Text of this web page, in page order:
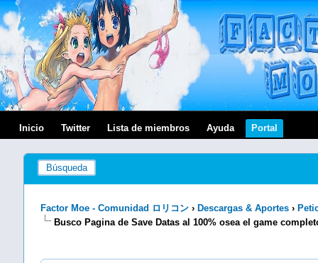
Inicio Twitter Lista de miembros Ayuda Portal
Búsqueda
Factor Moe - Comunidad ロリコン › Descargas & Aportes ›
Busco Pagina de Save Datas al 100% osea el game